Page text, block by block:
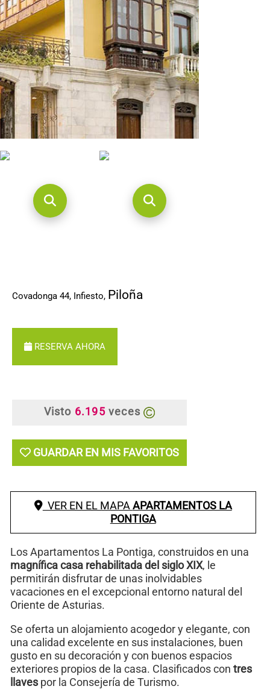
Covadonga 44, Infiesto, Piloña
RESERVA AHORA
Visto 6.195 veces
GUARDAR EN MIS FAVORITOS
VER EN EL MAPA APARTAMENTOS LA
PONTIGA
Los Apartamentos La Pontiga, construidos en una
magnífica casa rehabilitada del siglo XIX, le
permitirán disfrutar de unas inolvidables
vacaciones en el excepcional entorno natural del
Oriente de Asturias.
Se oferta un alojamiento acogedor y elegante, con
una calidad excelente en sus instalaciones, buen
gusto en su decoración y con buenos espacios
exteriores propios de la casa. Clasificados con tres
llavespor la Consejería de Turismo.